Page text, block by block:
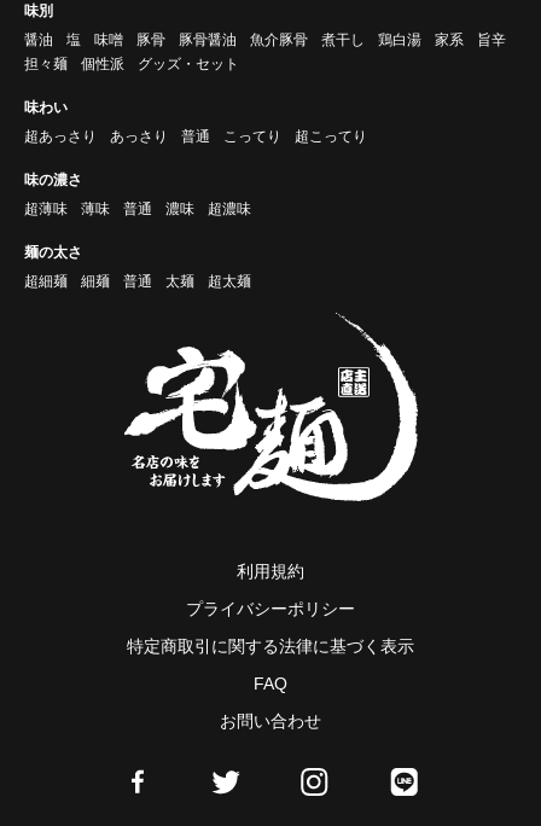
味別
醤油
塩 味噌 豚骨 豚骨醤油 魚介豚骨 煮干し 鶏白湯 家系
旨辛
担々麺
個性派 グッズ・セット
味わい
超あっさり
あっさり 普通 こってり 超こってり
味の濃さ
超薄味
薄味 普通 濃味 超濃味
麺の太さ
超細麺
細麺 普通 太麺 超太麺
利用規約
プライバシーポリシー
特定商取引に関する法律に基づく表示
FAQ
お問い合わせ